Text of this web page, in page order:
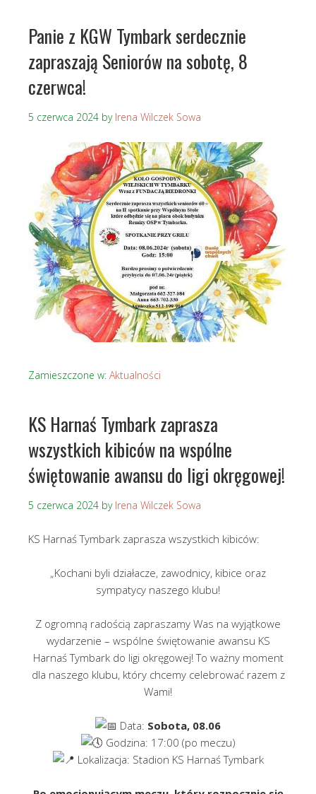
Panie z KGW Tymbark serdecznie
zapraszają Seniorów na sobotę, 8
czerwca!
5 czerwca 2024 by Irena Wilczek Sowa
Zamieszczone w: Aktualności
KS Harnaś Tymbark zaprasza
wszystkich kibiców na wspólne
świętowanie awansu do ligi okręgowej!
5 czerwca 2024 by Irena Wilczek Sowa
KS Harnaś Tymbark zaprasza wszystkich kibiców:
„Kochani byli działacze, zawodnicy, kibice oraz
sympatycy naszego klubu!
Z ogromną radością zapraszamy Was na wyjątkowe
wydarzenie – wspólne świętowanie awansu KS
Harnaś Tymbark do ligi okręgowej! To ważny moment
dla naszego klubu, który chcemy celebrować razem z
Wami!
Data: Sobota, 08.06
Godzina: 17:00 (po meczu)
Lokalizacja: Stadion KS Harnaś Tymbark